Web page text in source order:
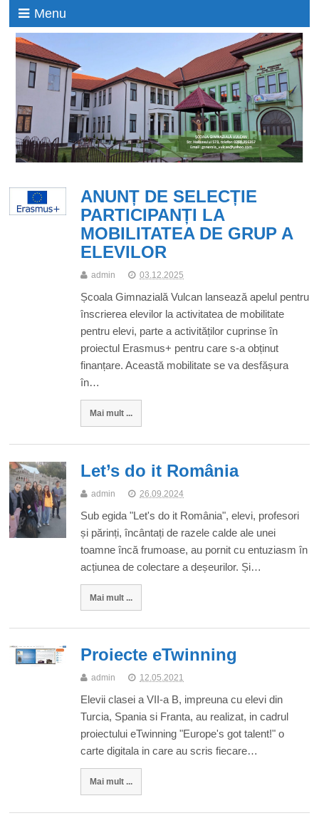
Menu
ANUNȚ DE SELECȚIE
PARTICIPANȚI LA
MOBILITATEA DE GRUP A
ELEVILOR
admin 03.12.2025
Școala Gimnazială Vulcan lansează apelul pentru
înscrierea elevilor la activitatea de mobilitate
pentru elevi, parte a activităților cuprinse în
proiectul Erasmus+ pentru care s-a obținut
finanțare. Această mobilitate se va desfășura
în…
Mai mult ...
Let’s do it România
admin 26.09.2024
Sub egida "Let's do it România", elevi, profesori
și părinți, încântați de razele calde ale unei
toamne încă frumoase, au pornit cu entuziasm în
acțiunea de colectare a deșeurilor. Și…
Mai mult ...
Proiecte eTwinning
admin 12.05.2021
Elevii clasei a VII-a B, impreuna cu elevi din
Turcia, Spania si Franta, au realizat, in cadrul
proiectului eTwinning "Europe's got talent!" o
carte digitala in care au scris fiecare…
Mai mult ...